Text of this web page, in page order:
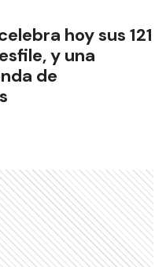
hoy sus 121
y una
de